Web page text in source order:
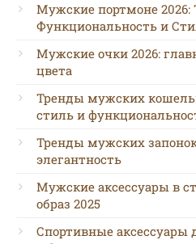
Мужские портмоне 2026:
Функциональность и
Мужские очки 2026:
цвета
Тренды мужских
стиль и
Тренды мужских
элегантность
Мужские аксессуары в
образ 2025
Спортивные